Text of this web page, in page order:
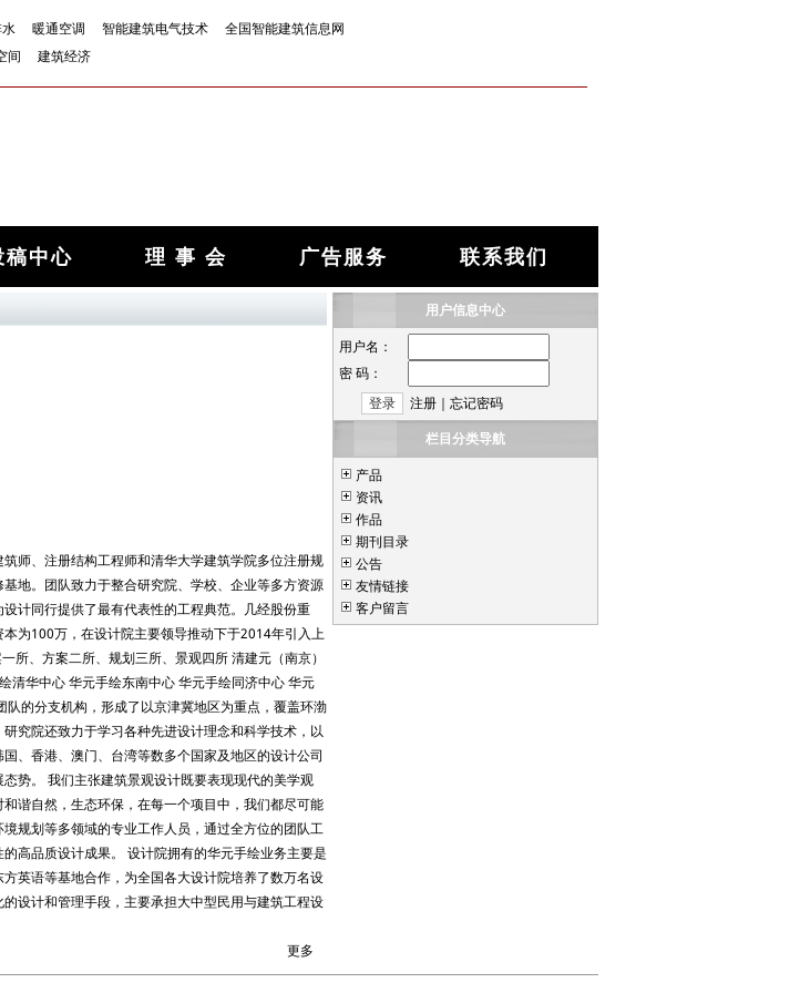
暖通空调 智能建筑电气技术
全国智能建筑信息网
间 建筑经济
稿中心 理 事 会 广告服务 联系我们
师、注册结构工程师和清华大学建筑学院多位注册规
地。团队致力于整合研究院、学校、企业等多方资源
计同行提供了最有代表性的工程典范。几经股份重
为100万，在设计院主要领导推动下于2014年引入上
、方案二所、规划三所、景观四所 清建元（南京）
清华中心 华元手绘东南中心 华元手绘同济中心 华元
的分支机构，形成了以京津冀地区为重点，覆盖环渤
究院还致力于学习各种先进设计理念和科学技术，以
、香港、澳门、台湾等数多个国家及地区的设计公司
势。 我们主张建筑景观设计既要表现现代的美学观
谐自然，生态环保，在每一个项目中，我们都尽可能
规划等多领域的专业工作人员，通过全方位的团队工
高品质设计成果。 设计院拥有的华元手绘业务主要是
英语等基地合作，为全国各大设计院培养了数万名设
设计和管理手段，主要承担大中型民用与建筑工程设
更多
用户信息中心
用户名：
密 码：
注册 ｜ 忘记密码
栏目分类导航
产品
资讯
作品
期刊目录
公告
友情链接
客户留言